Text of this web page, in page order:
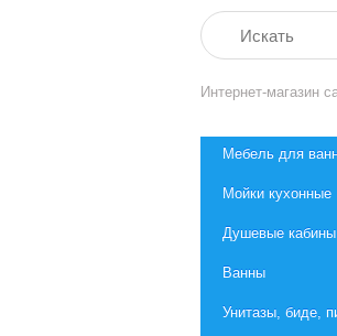
Интернет-магазин
Мебель для
Мойки кухонные
Душевые кабины
Ванны
Унитазы, биде,